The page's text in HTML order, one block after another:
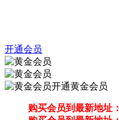
开通会员
开通黄金会员
购买会员到最新地址：